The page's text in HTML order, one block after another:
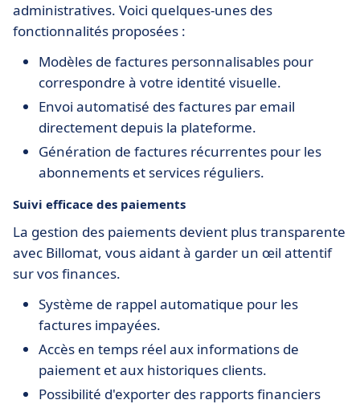
administratives. Voici quelques-unes des
fonctionnalités proposées :
Modèles de factures personnalisables pour
correspondre à votre identité visuelle.
Envoi automatisé des factures par email
directement depuis la plateforme.
Génération de factures récurrentes pour les
abonnements et services réguliers.
Suivi efficace des paiements
La gestion des paiements devient plus transparente
avec Billomat, vous aidant à garder un œil attentif
sur vos finances.
Système de rappel automatique pour les
factures impayées.
Accès en temps réel aux informations de
paiement et aux historiques clients.
Possibilité d'exporter des rapports financiers